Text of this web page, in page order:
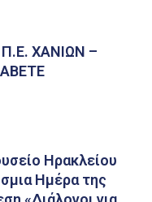
ΧΑΝΙΩΝ –
Ηρακλείου
Ημέρα της